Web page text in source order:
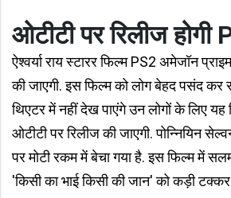
ओटीटी पर रिलीज होगी
ऐश्वर्या राय स्टारर फिल्म PS2 अमेजॉन
की जाएगी. इस फिल्म को लोग बेहद पसंद
थिएटर में नहीं देख पाएंगे उन लोगों के लिए
ओटीटी पर रिलीज की जाएगी. पोन्नियिन
पर मोटी रकम में बेचा गया है. इस फिल्म में
'किसी का भाई किसी की जान' को कड़ी